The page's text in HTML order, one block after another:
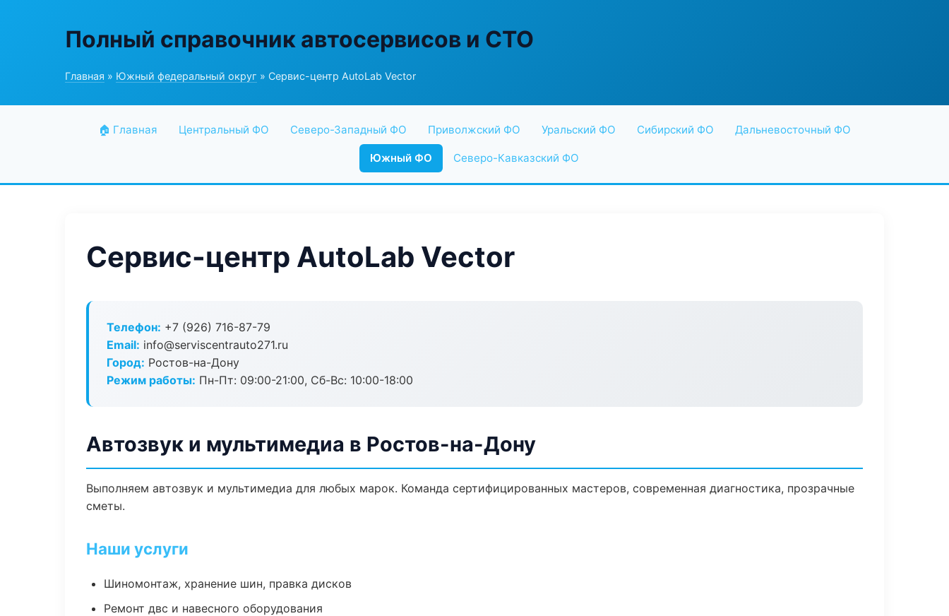
Полный справочник автосервисов и СТО
Главная » Южный федеральный округ » Сервис-центр AutoLab Vector
🏠 Главная Центральный ФО Северо-Западный ФО Приволжский ФО Уральский ФО Сибирский ФО Дальневосточный ФО
Южный ФО Северо-Кавказский ФО
Сервис-центр AutoLab Vector
Телефон: +7 (926) 716-87-79
Email: info@serviscentrauto271.ru
Город: Ростов-на-Дону
Режим работы: Пн-Пт: 09:00-21:00, Сб-Вс: 10:00-18:00
Автозвук и мультимедиа в Ростов-на-Дону
Выполняем автозвук и мультимедиа для любых марок. Команда сертифицированных мастеров, современная диагностика, прозрачные
сметы.
Наши услуги
Шиномонтаж, хранение шин, правка дисков
Ремонт двс и навесного оборудования